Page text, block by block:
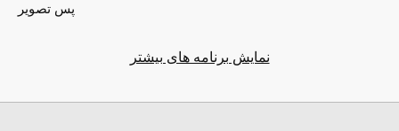
پس تصویر
نمایش برنامه های بیشتر